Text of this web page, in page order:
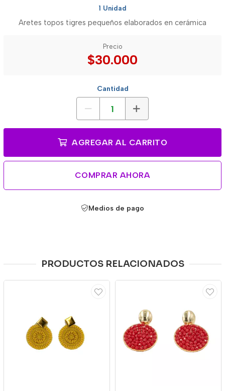
1 Unidad
Aretes topos tigres pequeños elaborados en cerámica
Precio
$30.000
Cantidad
AGREGAR AL CARRITO
COMPRAR AHORA
Medios de pago
PRODUCTOS RELACIONADOS